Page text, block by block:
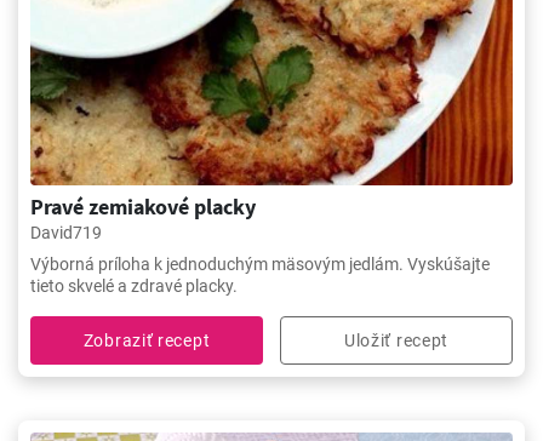
Pravé zemiakové placky
David719
Výborná príloha k jednoduchým mäsovým jedlám. Vyskúšajte
tieto skvelé a zdravé placky.
Zobraziť recept Uložiť recept